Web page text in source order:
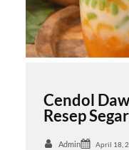
Cendol
Resep
Admin April 18,